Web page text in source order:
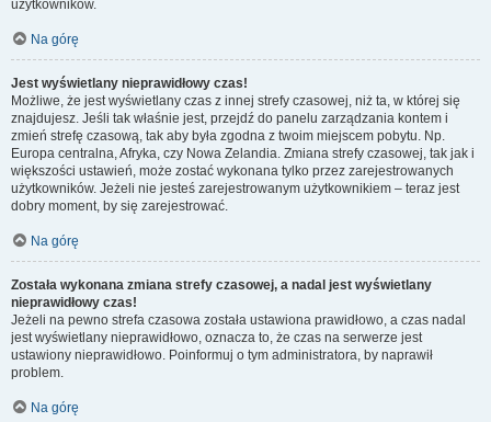
użytkowników.
Na górę
Jest wyświetlany nieprawidłowy czas!
Możliwe, że jest wyświetlany czas z innej strefy czasowej, niż ta, w której się
znajdujesz. Jeśli tak właśnie jest, przejdź do panelu zarządzania kontem i
zmień strefę czasową, tak aby była zgodna z twoim miejscem pobytu. Np.
Europa centralna, Afryka, czy Nowa Zelandia. Zmiana strefy czasowej, tak jak i
większości ustawień, może zostać wykonana tylko przez zarejestrowanych
użytkowników. Jeżeli nie jesteś zarejestrowanym użytkownikiem – teraz jest
dobry moment, by się zarejestrować.
Na górę
Została wykonana zmiana strefy czasowej, a nadal jest wyświetlany
nieprawidłowy czas!
Jeżeli na pewno strefa czasowa została ustawiona prawidłowo, a czas nadal
jest wyświetlany nieprawidłowo, oznacza to, że czas na serwerze jest
ustawiony nieprawidłowo. Poinformuj o tym administratora, by naprawił
problem.
Na górę